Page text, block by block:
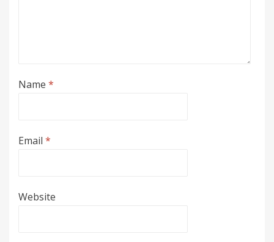
Name *
Email *
Website